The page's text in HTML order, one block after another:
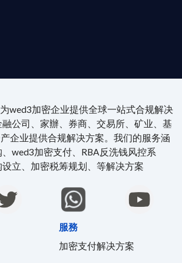
wed3加密企业提供全球一站式合规解决
公司、家辦、券商、交易所、矿业、基
企业提供合规解决方案。我们的服务涵
wed3加密支付、RBA反洗钱风控系
立、加密税筹规划、等解决方案
服務
加密支付解决方案